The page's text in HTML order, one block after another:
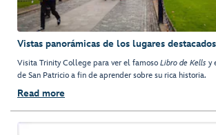
Vistas panorámicas de los lugares
Visita Trinity College para ver el famoso Libro de Kells y
de San Patricio a fin de aprender sobre su rica historia.
Read more